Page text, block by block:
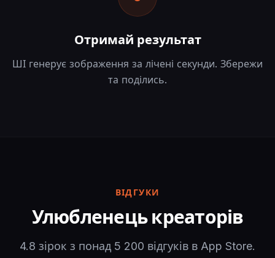
Отримай результат
ШІ генерує зображення за лічені секунди. Збережи
та поділись.
ВІДГУКИ
Улюбленець креаторів
4.8 зірок з понад 5 200 відгуків в App Store.